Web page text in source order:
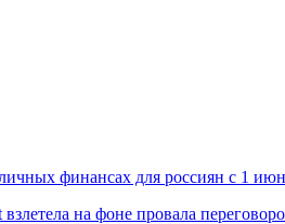
финансах для россиян с 1
взлетела на фоне провала